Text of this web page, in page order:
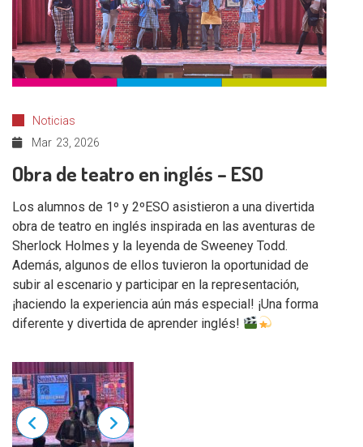
Noticias
Mar 23, 2026
Obra de teatro en inglés – ESO
Los alumnos de 1º y 2ºESO asistieron a una divertida
obra de teatro en inglés inspirada en las aventuras de
Sherlock Holmes y la leyenda de Sweeney Todd.
Además, algunos de ellos tuvieron la oportunidad de
subir al escenario y participar en la representación,
¡haciendo la experiencia aún más especial! ¡Una forma
diferente y divertida de aprender inglés!